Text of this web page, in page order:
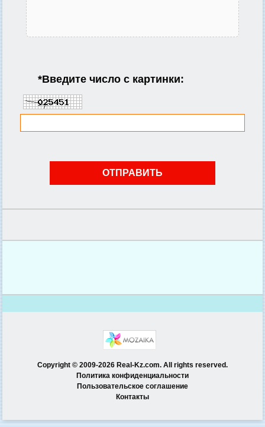
*Введите число с картинки:
Copyright © 2009-2026 Real-Kz.com. All rights reserved.
Политика конфиденциальности
Пользовательское соглашение
Контакты